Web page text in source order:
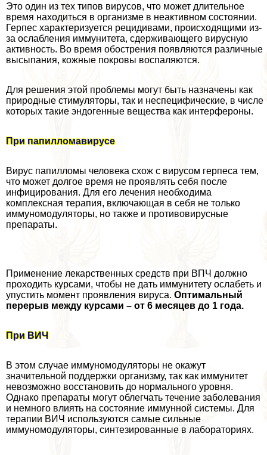
Это один из тех типов вирусов, что может длительное
время находиться в организме в неактивном состоянии.
Герпес хаpaктеризуется рецидивами, происходящими из-
за ослабления иммунитета, сдерживающего вирусную
активность. Во время обострения появляются различные
высыпания, кожные покровы воспаляются.
Для решения этой проблемы могут быть назначены как
природные стимуляторы, так и неспецифические, в числе
которых такие эндогенные вещества как интерфероны.
При папилломавирусе
Вирус папилломы человека схож с вирусом гepпeса тем,
что может долгое время не проявлять себя после
инфицирования. Для его лечения необходима
комплексная терапия, включающая в себя не только
иммуномодуляторы, но также и противовирусные
препараты.
Применение лекарственных средств при ВПЧ должно
проходить курсами, чтобы не дать иммунитету ослабеть и
упустить момент проявления вируса. Оптимальный
перерыв между курсами – от 6 месяцев до 1 года.
При ВИЧ
В этом случае иммуномодуляторы не окажут
значительной поддержки организму, так как иммунитет
невозможно восстановить до нормального уровня.
Однако препараты могут облегчать течение заболевания
и немного влиять на состояние иммунной системы. Для
терапии ВИЧ используются самые сильные
иммуномодуляторы, синтезированные в лабораториях.